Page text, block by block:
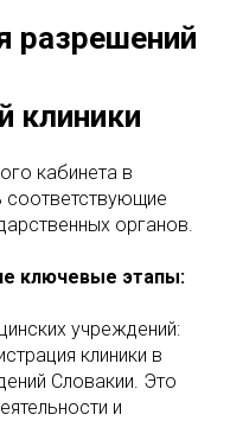
разрешений
клиники
кабинета в
соответствующие
органов.
ключевые этапы:
учреждений:
клиники в
Словакии. Это
и